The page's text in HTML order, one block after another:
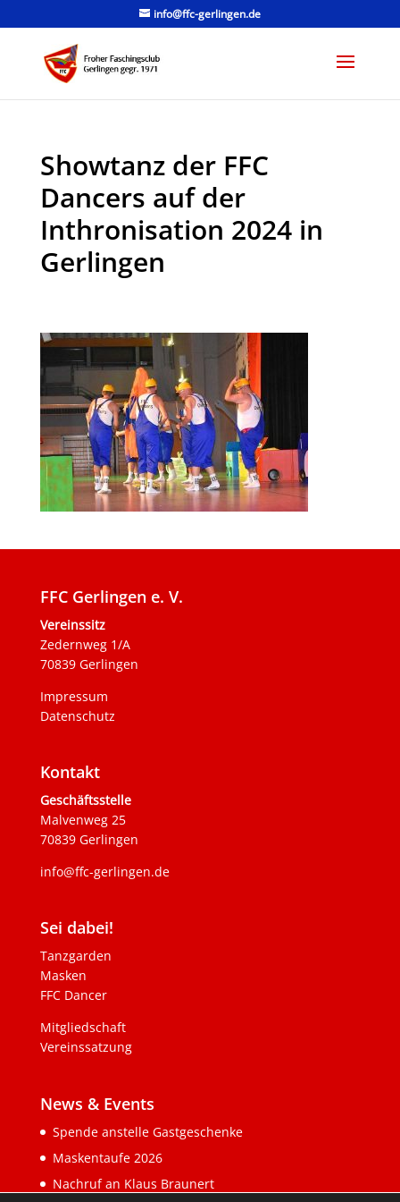
info@ffc-gerlingen.de
Showtanz der FFC
Dancers auf der
Inthronisation 2024 in
Gerlingen
FFC Gerlingen e. V.
Vereinssitz
Zedernweg 1/A
70839 Gerlingen
Impressum
Datenschutz
Kontakt
Geschäftsstelle
Malvenweg 25
70839 Gerlingen
info@ffc-gerlingen.de
Sei dabei!
Tanzgarden
Masken
FFC Dancer
Mitgliedschaft
Vereinssatzung
News & Events
Spende anstelle Gastgeschenke
Maskentaufe 2026
Nachruf an Klaus Braunert